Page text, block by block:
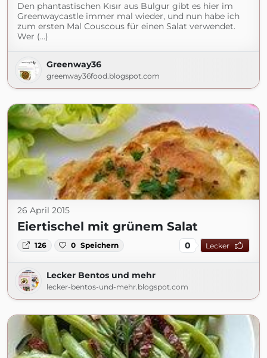
Den phantastischen Kısır aus Bulgur gibt es hier im
Greenwaycastle immer mal wieder, und nun habe ich
zum ersten Mal Couscous für einen Salat verwendet.
Wer (...)
Greenway36
greenway36food.blogspot.com
26 April 2015
Eiertischel mit grünem Salat
126 0 Speichern 0 Lecker
Lecker Bentos und mehr
lecker-bentos-und-mehr.blogspot.com